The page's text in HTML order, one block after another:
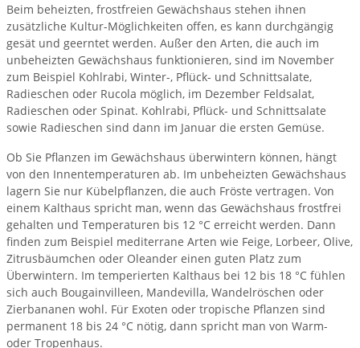
Beim beheizten, frostfreien Gewächshaus stehen ihnen
zusätzliche Kultur-Möglichkeiten offen, es kann durchgängig
gesät und geerntet werden. Außer den Arten, die auch im
unbeheizten Gewächshaus funktionieren, sind im November
zum Beispiel Kohlrabi, Winter-, Pflück- und Schnittsalate,
Radieschen oder Rucola möglich, im Dezember Feldsalat,
Radieschen oder Spinat. Kohlrabi, Pflück- und Schnittsalate
sowie Radieschen sind dann im Januar die ersten Gemüse.
Ob Sie Pflanzen im Gewächshaus überwintern können, hängt
von den Innentemperaturen ab. Im unbeheizten Gewächshaus
lagern Sie nur Kübelpflanzen, die auch Fröste vertragen. Von
einem Kalthaus spricht man, wenn das Gewächshaus frostfrei
gehalten und Temperaturen bis 12 °C erreicht werden. Dann
finden zum Beispiel mediterrane Arten wie Feige, Lorbeer, Olive,
Zitrusbäumchen oder Oleander einen guten Platz zum
Überwintern. Im temperierten Kalthaus bei 12 bis 18 °C fühlen
sich auch Bougainvilleen, Mandevilla, Wandelröschen oder
Zierbananen wohl. Für Exoten oder tropische Pflanzen sind
permanent 18 bis 24 °C nötig, dann spricht man von Warm-
oder Tropenhaus.